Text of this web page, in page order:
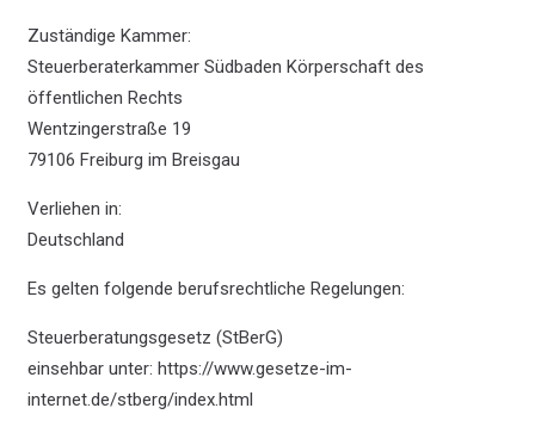
Zuständige Kammer:
Steuerberaterkammer Südbaden Körperschaft des
öffentlichen Rechts
Wentzingerstraße 19
79106 Freiburg im Breisgau
Verliehen in:
Deutschland
Es gelten folgende berufsrechtliche Regelungen:
Steuer­beratungs­gesetz (StBerG)
einsehbar unter: https://www.gesetze-im-
internet.de/stberg/index.html